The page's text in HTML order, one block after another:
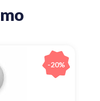
-20%